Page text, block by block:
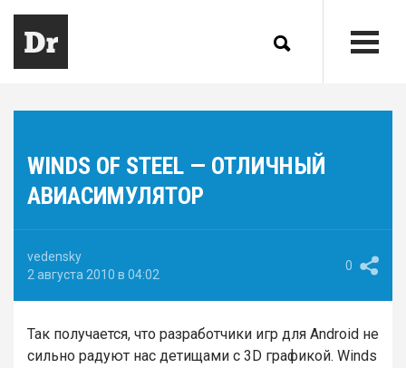
WINDS OF STEEL — ОТЛИЧНЫЙ
АВИАСИМУЛЯТОР
vedensky
2 августа 2010 в 04:02
0
Так получается, что разработчики игр для Android не
сильно радуют нас детищами с 3D графикой. Winds